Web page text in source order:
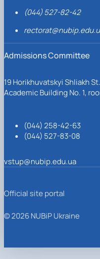
(044) 527-82-42
Admissions Committee
19 Horikhuvatskyi Shliakh
Academic Building No. 1,
(044) 258-42-63
(044) 527-83-08
vstup@nubip.edu.ua
Official site portal
© 2026 NUBiP Ukraine